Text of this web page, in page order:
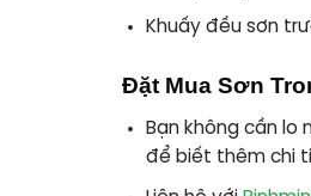
Khuấy đều sơn
Đặt Mua Sơn
Bạn không cần lo
để biết thêm chi